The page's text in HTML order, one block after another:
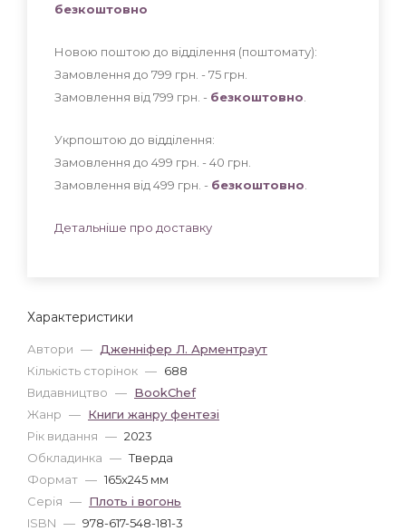
Характеристики
Автори — Дженніфер Л. Арментраут
Кількість сторінок — 688
Видавництво — BookChef
Жанр — Книги жанру фентезі
Рік видання — 2023
Обкладинка — Тверда
Формат — 165x245 мм
Серія — Плоть і вогонь
ISBN — 978-617-548-181-3
безкоштовно
Новою поштою до відділення (поштомату):
Замовлення до 799 грн. - 75 грн
Замовлення від 799 грн. - безкоштовно
Укрпоштою до відділення:
Замовлення до 499 грн. - 40 грн
Замовлення від 499 грн. - безкоштовно
Детальніше про доставку